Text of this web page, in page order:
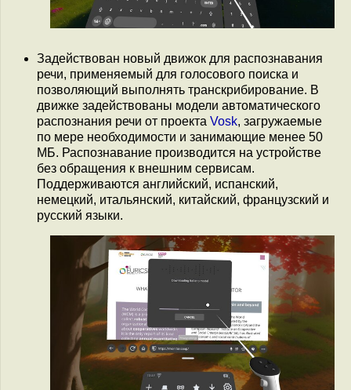
Задействован новый движок для распознавания
речи, применяемый для голосового поиска и
позволяющий выполнять транскрибирование. В
движке задействованы модели автоматического
распознания речи от проекта Vosk, загружаемые
по мере необходимости и занимающие менее 50
МБ. Распознавание производится на устройстве
без обращения к внешним сервисам.
Поддерживаются английский, испанский,
немецкий, итальянский, китайский, французский и
русский языки.